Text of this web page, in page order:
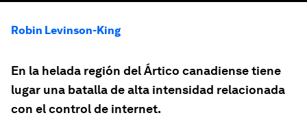
Robin Levinson-King
En la helada región del Ártico canadiense tiene
lugar una batalla de alta intensidad relacionada
con el control de internet.